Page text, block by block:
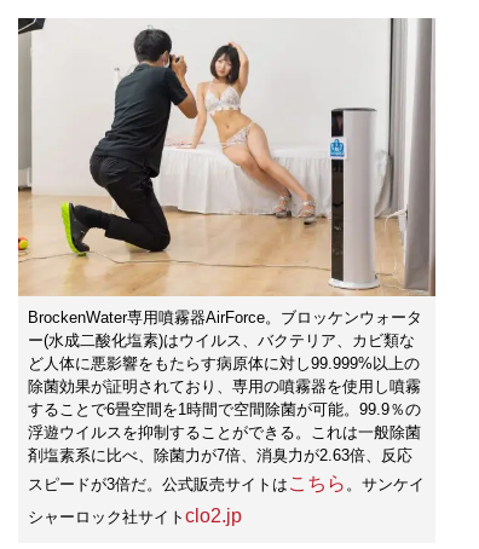
BrockenWater専用噴霧器AirForce。ブロッケンウォータ
ー(水成二酸化塩素)はウイルス、バクテリア、カビ類な
ど人体に悪影響をもたらす病原体に対し99.999%以上の
除菌効果が証明されており、専用の噴霧器を使用し噴霧
することで6畳空間を1時間で空間除菌が可能。99.9％の
浮遊ウイルスを抑制することができる。これは一般除菌
剤塩素系に比べ、除菌力が7倍、消臭力が2.63倍、反応
スピードが3倍だ。公式販売サイトは こちら 。サンケイ
シャーロック社サイト clo2.jp